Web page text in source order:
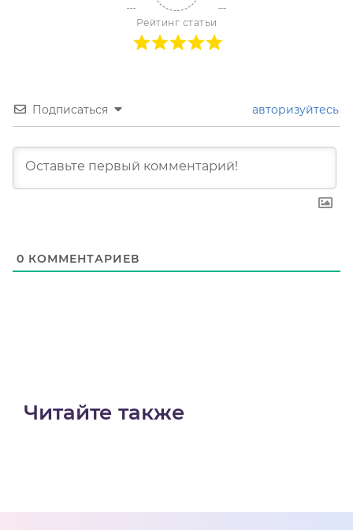
Рейтинг статьи
Подписаться авторизуйтесь
0 КОММЕНТАРИЕВ
Читайте также